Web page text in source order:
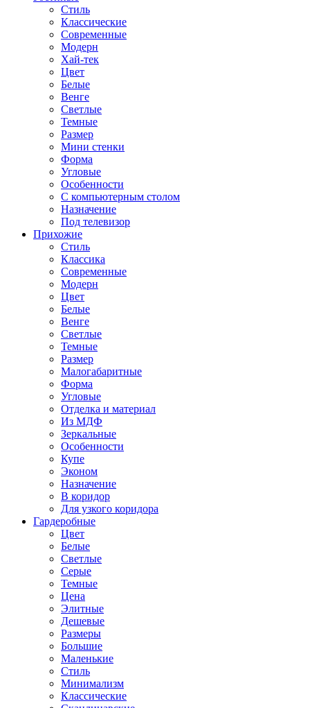
Стиль
Классические
Современные
Модерн
Хай-тек
Цвет
Белые
Венге
Светлые
Темные
Размер
Мини стенки
Форма
Угловые
Особенности
С компьютерным столом
Назначение
Под телевизор
Прихожие
Стиль
Классика
Современные
Модерн
Цвет
Белые
Венге
Светлые
Темные
Размер
Малогабаритные
Форма
Угловые
Отделка и материал
Из МДФ
Зеркальные
Особенности
Купе
Эконом
Назначение
В коридор
Для узкого коридора
Гардеробные
Цвет
Белые
Светлые
Серые
Темные
Цена
Элитные
Дешевые
Размеры
Большие
Маленькие
Стиль
Минимализм
Классические